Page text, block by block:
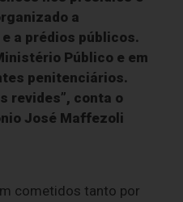
a
a prédios públicos.
Público e em
penitenciários.
revides”, conta o
José Maffezoli
cometidos tanto por